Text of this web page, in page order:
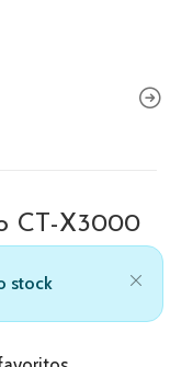
CT-X3000
stock